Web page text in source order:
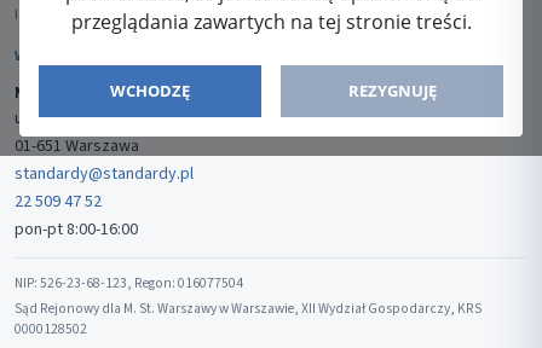
przeglądania zawartych na tej stronie treści.
WCHODZĘ REZYGNUJĘ
ISSN: 2080-5438
WYDAWCA
Media-Press Sp. z o.o.
ul. Gwiaździsta 7B/8
01-651 Warszawa
standardy@standardy.pl
22 509 47 52
pon-pt 8:00-16:00
NIP: 526-23-68-123, Regon: 016077504
Sąd Rejonowy dla M. St. Warszawy w Warszawie, XII Wydział Gospodarczy, KRS
0000128502